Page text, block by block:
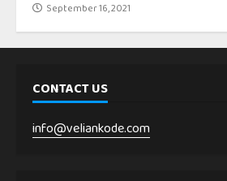
September 16, 2021
CONTACT US
info@veliankode.com